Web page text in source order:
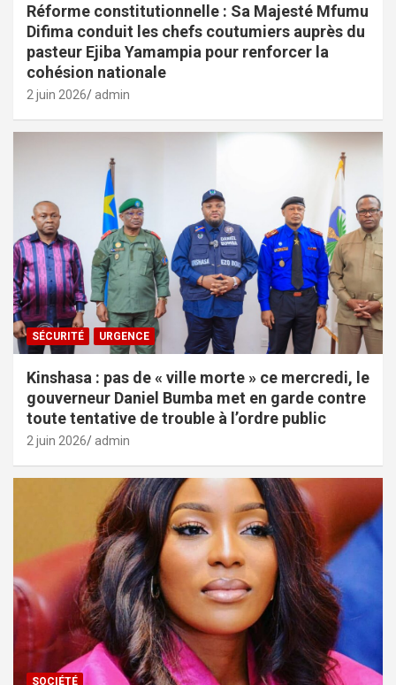
Réforme constitutionnelle : Sa Majesté Mfumu
Difima conduit les chefs coutumiers auprès du
pasteur Ejiba Yamampia pour renforcer la
cohésion nationale
2 juin 2026 admin
SÉCURITÉ URGENCE
Kinshasa : pas de « ville morte » ce mercredi, le
gouverneur Daniel Bumba met en garde contre
toute tentative de trouble à l’ordre public
2 juin 2026 admin
SOCIÉTÉ